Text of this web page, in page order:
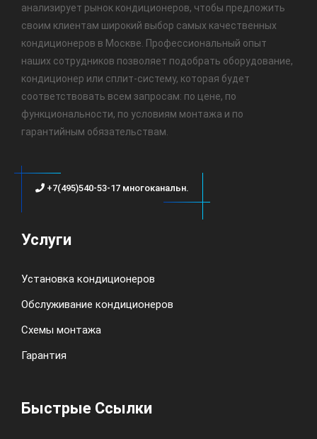
анализирует рынок кондиционеров, чтобы предложить
своим клиентам широкий выбор самых качественных
кондиционеров в Москве. Профессиональный опыт
наших сотрудников позволяет подобрать оборудование,
кондиционер или сплит-систему, которая будет
соответствовать всем запросам: по цене, по
функциональности, по условиям монтажа и по
гарантийным обязательствам.
+7(495)540-53-17 многоканальн.
Услуги
Установка кондиционеров
Обслуживание кондиционеров
Схемы монтажа
Гарантия
Быстрые Ссылки